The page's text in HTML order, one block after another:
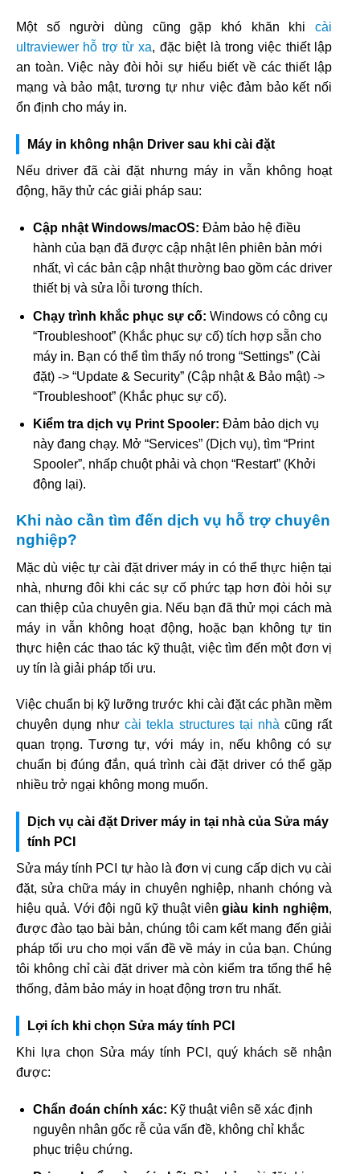
Một số người dùng cũng gặp khó khăn khi cài
ultraviewer hỗ trợ từ xa, đặc biệt là trong việc thiết lập
an toàn. Việc này đòi hỏi sự hiểu biết về các thiết lập
mạng và bảo mật, tương tự như việc đảm bảo kết nối
ổn định cho máy in.
Máy in không nhận Driver sau khi cài đặt
Nếu driver đã cài đặt nhưng máy in vẫn không hoạt
động, hãy thử các giải pháp sau:
Cập nhật Windows/macOS: Đảm bảo hệ điều
hành của bạn đã được cập nhật lên phiên bản mới
nhất, vì các bản cập nhật thường bao gồm các driver
thiết bị và sửa lỗi tương thích.
Chạy trình khắc phục sự cố: Windows có công cụ
“Troubleshoot” (Khắc phục sự cố) tích hợp sẵn cho
máy in. Bạn có thể tìm thấy nó trong “Settings” (Cài
đặt) -> “Update & Security” (Cập nhật & Bảo mật) ->
“Troubleshoot” (Khắc phục sự cố).
Kiểm tra dịch vụ Print Spooler: Đảm bảo dịch vụ
này đang chạy. Mở “Services” (Dịch vụ), tìm “Print
Spooler”, nhấp chuột phải và chọn “Restart” (Khởi
động lại).
Khi nào cần tìm đến dịch vụ hỗ trợ chuyên
nghiệp?
Mặc dù việc tự cài đặt driver máy in có thể thực hiện tại
nhà, nhưng đôi khi các sự cố phức tạp hơn đòi hỏi sự
can thiệp của chuyên gia. Nếu bạn đã thử mọi cách mà
máy in vẫn không hoạt động, hoặc bạn không tự tin
thực hiện các thao tác kỹ thuật, việc tìm đến một đơn vị
uy tín là giải pháp tối ưu.
Việc chuẩn bị kỹ lưỡng trước khi cài đặt các phần mềm
chuyên dụng nhưcài tekla structures tại nhà cũng rất
quan trọng. Tương tự, với máy in, nếu không có sự
chuẩn bị đúng đắn, quá trình cài đặt driver có thể gặp
nhiều trở ngại không mong muốn.
Dịch vụ cài đặt Driver máy in tại nhà của Sửa máy
tính PCI
Sửa máy tính PCI tự hào là đơn vị cung cấp dịch vụ cài
đặt, sửa chữa máy in chuyên nghiệp, nhanh chóng và
hiệu quả. Với đội ngũ kỹ thuật viêngiàu kinh nghiệm,
được đào tạo bài bản, chúng tôi cam kết mang đến giải
pháp tối ưu cho mọi vấn đề về máy in của bạn. Chúng
tôi không chỉ cài đặt driver mà còn kiểm tra tổng thể hệ
thống, đảm bảo máy in hoạt động trơn tru nhất.
Lợi ích khi chọn Sửa máy tính PCI
Khi lựa chọn Sửa máy tính PCI, quý khách sẽ nhận
được:
Chẩn đoán chính xác: Kỹ thuật viên sẽ xác định
nguyên nhân gốc rễ của vấn đề, không chỉ khắc
phục triệu chứng.